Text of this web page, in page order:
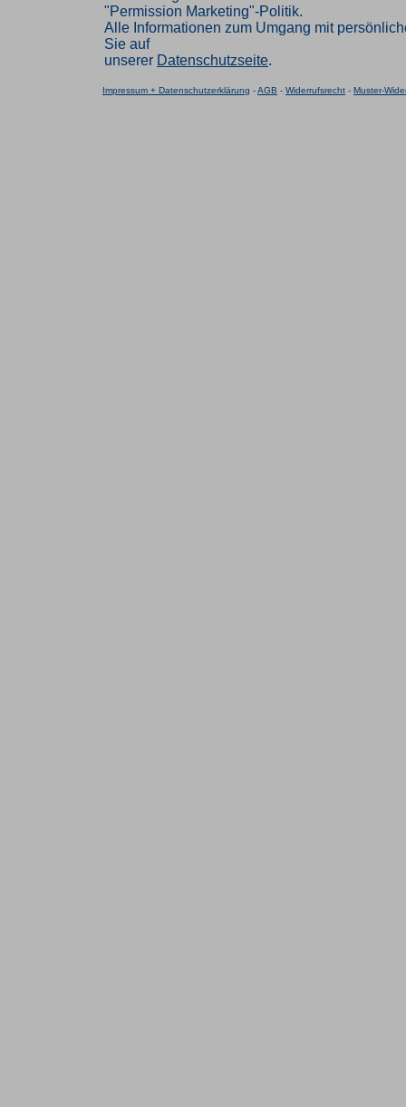
"Permission Marketing"-Politik.
Alle Informationen zum Umgang mit
Sie auf
unserer Datenschutzseite.
Impressum + Datenschutzerklärung -AGB - Widerrufsrecht - Muster-